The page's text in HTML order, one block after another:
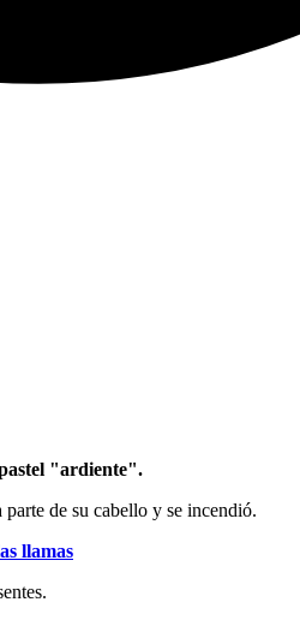
"ardiente".
de su cabello y se incendió.
llamas